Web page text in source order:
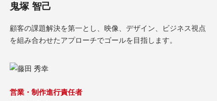
鬼塚 智己
顧客の課題解決を第一とし、映像、デザイン、ビジネス視点
を組み合わせたアプローチでゴールを目指します。
営業・制作進行責任者